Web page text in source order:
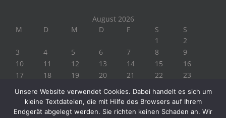
August 2026
M
D M D F S
S
1
2
3
4 5 6 7 8
9
10
11 12 13 14 15
16
17
18 19 20 21 22
23
24
25 27 28
« Juli
Unsere Website verwendet Cookies. Dabei handelt es sich um
kleine Textdateien, die mit Hilfe des Browsers auf Ihrem
Endgerät abgelegt werden. Sie richten keinen Schaden an. Wir